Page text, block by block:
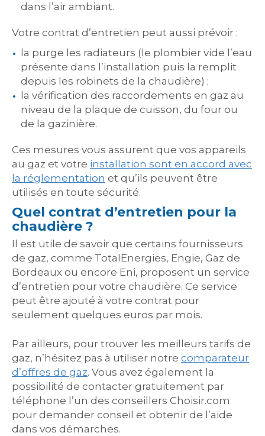
dans l’air ambiant.
Votre contrat d’entretien peut aussi prévoir :
la purge les radiateurs (le plombier vide l’eau
présente dans l’installation puis la remplit
depuis les robinets de la chaudière) ;
la vérification des raccordements en gaz au
niveau de la plaque de cuisson, du four ou
de la gazinière.
Ces mesures vous assurent que vos appareils
au gaz et votre installation sont en accord avec
la réglementation et qu’ils peuvent être
utilisés en toute sécurité.
Quel contrat d’entretien pour la
chaudière ?
Il est utile de savoir que certains fournisseurs
de gaz, comme TotalEnergies, Engie, Gaz de
Bordeaux ou encore Eni, proposent un service
d’entretien pour votre chaudière. Ce service
peut être ajouté à votre contrat pour
seulement quelques euros par mois.
Par ailleurs, pour trouver les meilleurs tarifs de
gaz, n’hésitez pas à utiliser notre comparateur
d’offres de gaz. Vous avez également la
possibilité de contacter gratuitement par
téléphone l’un des conseillers Choisir.com
pour demander conseil et obtenir de l’aide
dans vos démarches.